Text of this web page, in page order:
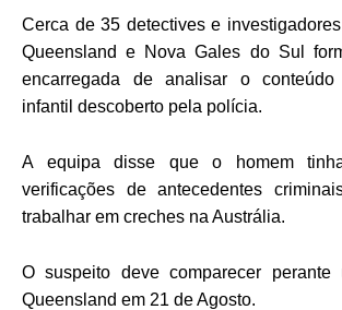
Cerca de 35 detectives e
Queensland e Nova Gales do Sul
encarregada de analisar o conteúdo
infantil descoberto pela polícia.
A equipa disse que o homem
verificações de antecedentes
trabalhar em creches na Austrália.
O suspeito deve comparecer perante
Queensland em 21 de Agosto.